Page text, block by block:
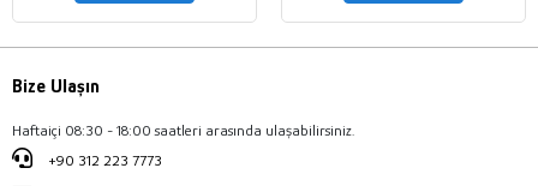
Bize Ulaşın
Haftaiçi 08:30 - 18:00 saatleri arasında ulaşabilirsiniz.
+90 312 223 7773